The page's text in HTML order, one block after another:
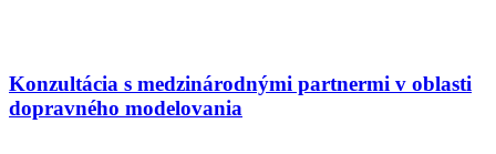
Konzultácia s medzinárodnými partnermi v oblasti
dopravného modelovania